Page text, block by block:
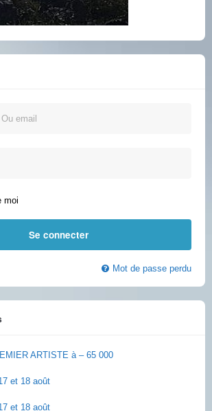
moi
Mot de passe perdu
ARTISTE à – 65 000
et 18 août
et 18 août